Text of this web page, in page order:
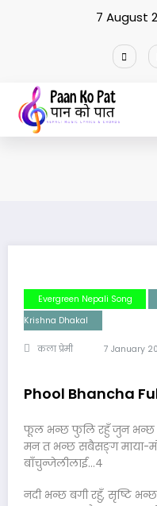
7 August
Evergreen Nepali Song
Krishna Dhakal
कला प्रेमी 7 January
Phool Bhancha
फूल भन्छ फुलि रहुँ जुन भन्छ
मन त भन्छ सबैसङ्ग माया-
बाँचुन्जेलीलाई…४
नदी भन्छ बगी रहुँ, सृष्टि